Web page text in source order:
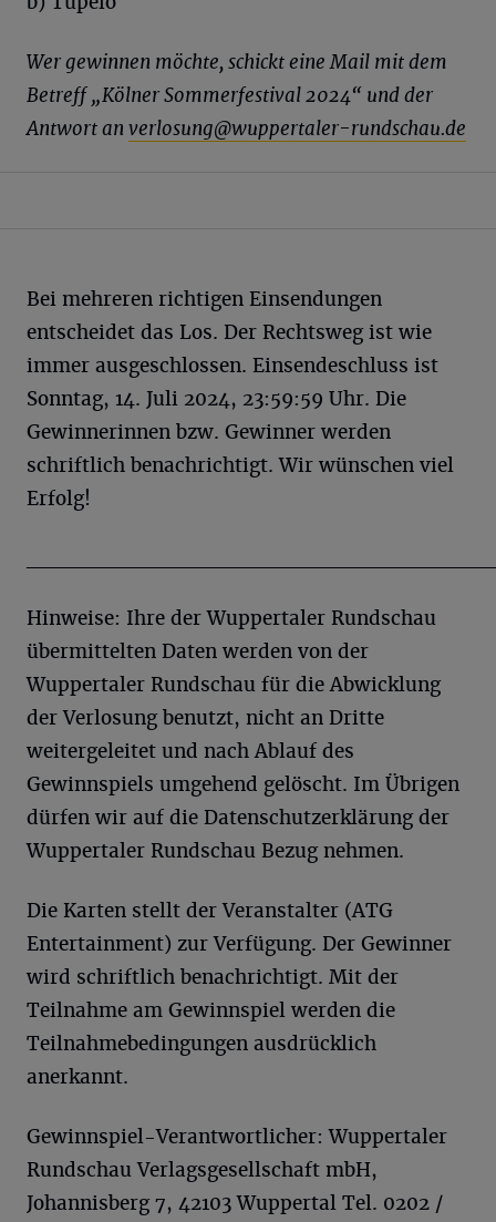
Wer gewinnen möchte, schickt eine Mail mit dem
Betreff „Kölner Sommerfestival 2024“ und der
Antwort an verlosung@wuppertaler-rundschau.de
Bei mehreren richtigen Einsendungen
entscheidet das Los. Der Rechtsweg ist wie
immer ausgeschlossen. Einsendeschluss ist
Sonntag, 14. Juli 2024, 23:59:59 Uhr. Die
Gewinnerinnen bzw. Gewinner werden
schriftlich benachrichtigt. Wir wünschen viel
Erfolg!
Hinweise: Ihre der Wuppertaler Rundschau
übermittelten Daten werden von der
Wuppertaler Rundschau für die Abwicklung
der Verlosung benutzt, nicht an Dritte
weitergeleitet und nach Ablauf des
Gewinnspiels umgehend gelöscht. Im Übrigen
dürfen wir auf die Datenschutzerklärung der
Wuppertaler Rundschau Bezug nehmen.
Die Karten stellt der Veranstalter (ATG
Entertainment) zur Verfügung. Der Gewinner
wird schriftlich benachrichtigt. Mit der
Teilnahme am Gewinnspiel werden die
Teilnahmebedingungen ausdrücklich
anerkannt.
Gewinnspiel-Verantwortlicher: Wuppertaler
Rundschau Verlagsgesellschaft mbH,
Johannisberg 7, 42103 Wuppertal Tel. 0202 /